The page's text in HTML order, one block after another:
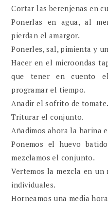
Cortar las berenjenas en
Ponerlas en agua, al
pierdan el amargor.
Ponerles, sal, pimienta y
Hacer en el microondas
que tener en cuento
programar el tiempo.
Añadir el sofrito de tomate.
Triturar el conjunto.
Añadimos ahora la harina
Ponemos el huevo
mezclamos el conjunto.
Vertemos la mezcla en un
individuales.
Horneamos una media